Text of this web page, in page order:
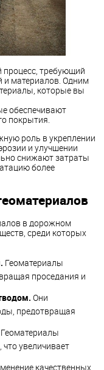
требующий
и материалов. Одним
которые вы
обеспечивают
покрытия.
роль в укреплении
и улучшении
снижают затраты
более
в дорожном
среди которых
Геоматериалы
проседания и
Они
предотвращая
Геоматериалы
увеличивает
качественных